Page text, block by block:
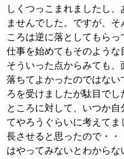
しくつっこまれましたし
ませんでした。ですが、
ころは逆に落としてもら
仕事を始めてもそのような
そういった点からみても
落ちてよかったのではない
ろを受けましたが駄目で
ところに対して、いつか
てやろうぐらいに考えて
長させると思ったので・
はやってみないとわから